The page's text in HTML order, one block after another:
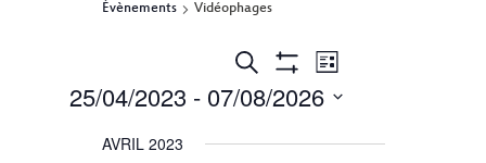
Évènements Vidéophages
RECHERCHE
ET
NAVIGATION
Recherche
Filters
NAVIGATION
VUES
Liste
25/04/2023 - 07/08/2026
AVRIL 2023